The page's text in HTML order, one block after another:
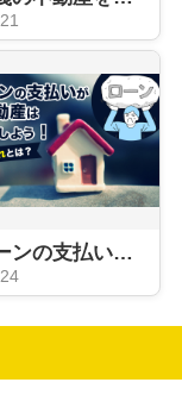
住宅ローンの支払いが困難な不動産は任意売却しよう！メリットや流れとは？